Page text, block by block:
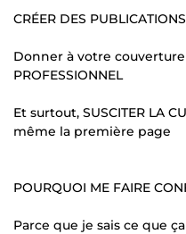
CRÉER DES
Donner à votre couverture
PROFESSIONNEL
Et surtout, SUSCITER LA
même la première page
POURQUOI ME FAIRE
Parce que je sais ce que